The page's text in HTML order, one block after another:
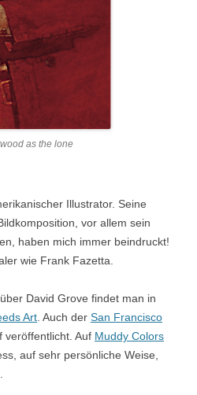
as the lone
Illustrator. Seine
vor allem sein
haben mich immer beindruckt!
wie Frank Fazetta.
David Grove findet man in
Art . Auch der San Francisco
veröffentlicht. Auf Muddy Colors
auf sehr persönliche Weise,